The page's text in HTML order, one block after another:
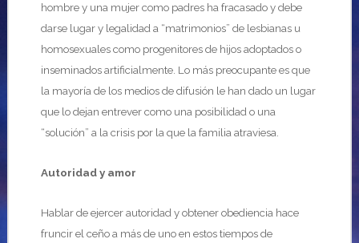
hombre y una mujer como padres ha fracasado y debe
darse lugar y legalidad a “matrimonios” de lesbianas u
homosexuales como progenitores de hijos adoptados o
inseminados artificialmente. Lo más preocupante es que
la mayoría de los medios de difusión le han dado un lugar
que lo dejan entrever como una posibilidad o una
“solución” a la crisis por la que la familia atraviesa.
Autoridad y amor
Hablar de ejercer autoridad y obtener obediencia hace
fruncir el ceño a más de uno en estos tiempos de